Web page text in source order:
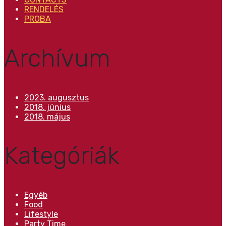
RENDELÉS
PROBA
Archívum
2023. augusztus
2018. június
2018. május
Kategóriák
Egyéb
Food
Lifestyle
Party Time